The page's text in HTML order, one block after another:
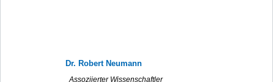
Dr. Robert Neumann
Assoziierter Wissenschaftler